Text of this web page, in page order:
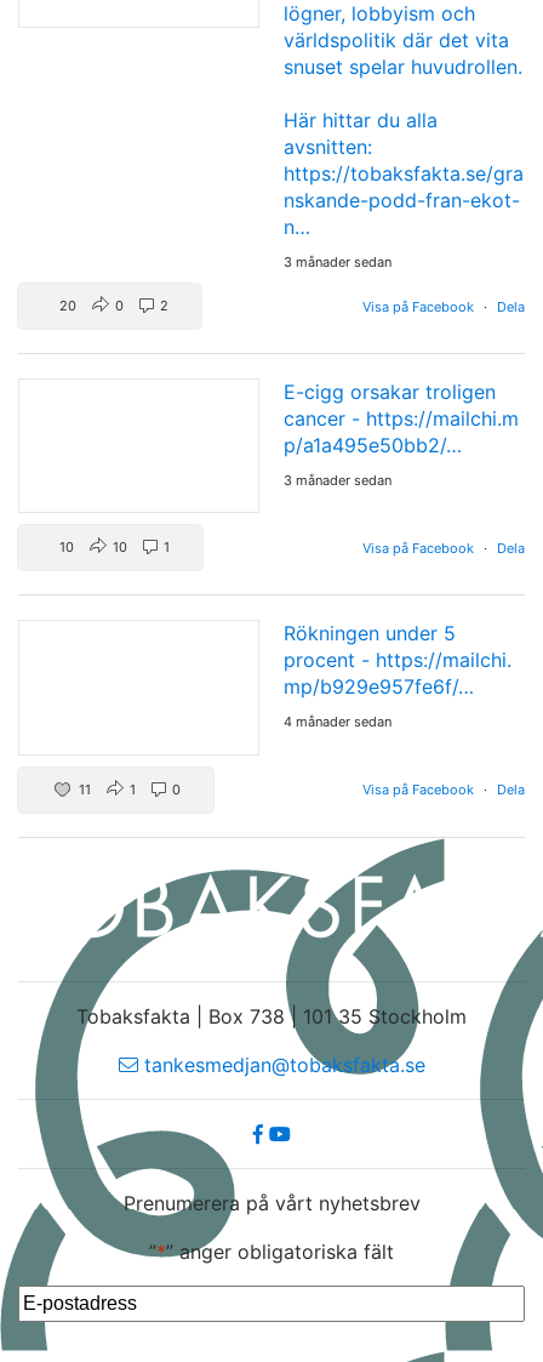
lögner, lobbyism och
världspolitik där det vita
snuset spelar huvudrollen.
Här hittar du alla
avsnitten:
https://tobaksfakta.se/gra
nskande-podd-fran-ekot-
n…
3 månader sedan
Visa på Facebook · Dela
20 0 2
E-cigg orsakar troligen
cancer - https://mailchi.m
p/a1a495e50bb2/…
3 månader sedan
Visa på Facebook · Dela
10 10 1
Rökningen under 5
procent - https://mailchi.
mp/b929e957fe6f/…
4 månader sedan
Visa på Facebook · Dela
11 1 0
Tobaksfakta | Box 738 | 101 35 Stockholm
tankesmedjan@tobaksfakta.se
Prenumerera på vårt nyhetsbrev
”*” anger obligatoriska fält
post*